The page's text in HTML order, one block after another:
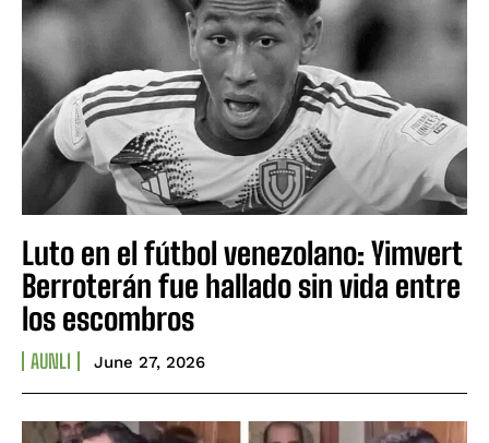
Luto en el fútbol venezolano: Yimvert
Berroterán fue hallado sin vida entre
los escombros
AUNLI June 27, 2026